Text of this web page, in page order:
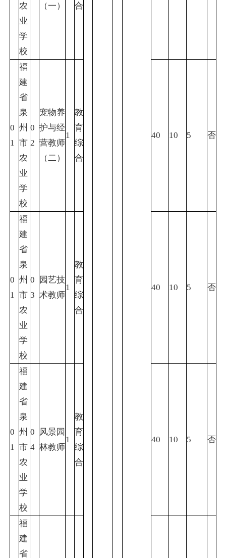
农
业
学
校
（一）
合
0
1
福
建
省
泉
州
市
农
业
学
校
0
2
宠物养
护与经
营教师
（二）
1
教
育
综
合
40 10 5 否
0
1
福
建
省
泉
州
市
农
业
学
校
0
3
园艺技
术教师
1
教
育
综
合
40 10 5 否
0
1
福
建
省
泉
州
市
农
业
学
校
0
4
风景园
林教师
1
教
育
综
合
40 10 5 否
福
建
省